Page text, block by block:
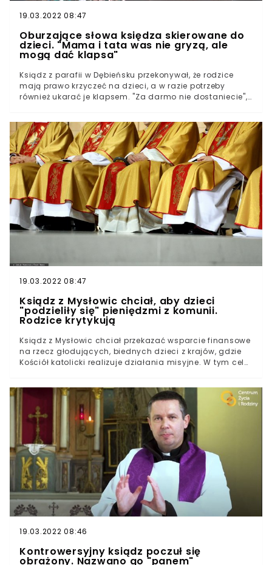
19.03.2022 08:47
Oburzające słowa księdza skierowane do
dzieci. "Mama i tata was nie gryzą, ale
mogą dać klapsa"
Ksiądz z parafii w Dębieńsku przekonywał, że rodzice
mają prawo krzyczeć na dzieci, a w razie potrzeby
również ukarać je klapsem. "Za darmo nie dostaniecie",
Jerzego w Dębieńsku (województwa śląskie) zyskało
rozgłos, po tym jak w mediach udostępnił je
wychowany na Śląsku jezuita Grzegorz Kramer.W trakcie
uroczystości pierwszej komunii ksiądz wskazał na
ułożone przed ołtarzem owieczki. Kolejno zwrócił uwagę,
że powinny one słuchać się pasterza.
19.03.2022 08:47
Ksiądz z Mysłowic chciał, aby dzieci
"podzieliły się" pieniędzmi z komunii.
Rodzice krytykują
Ksiądz z Mysłowic chciał przekazać wsparcie finansowe
na rzecz głodujących, biednych dzieci z krajów, gdzie
Kościół katolicki realizuje działania misyjne. W tym celu
usytuowanych rówieśników. Rodzice grzmią o
nadużyciach.Okres pierwszej komunii świętej zdaje się
wywoływać niemałe emocje. Jeszcze dziś pisaliśmy o
księdzu z Wielkopolski, który przygotował specjalny
cennik dla rodziców. Obecnie media społecznościowe
obiega relacja o działaniach księdza z Mysłowic.
Duszpasterz poprosił dzieci o podzielenie się pieniędzmi
uzyskanymi po podejściu do ważnego sakramentu.
Mysłowice są miastem leżącym w okolicach Katowic, na
terenie województwa śląskiego. Miasto, według danych
Głównego Urzędu Statystycznego, zamieszkuje niewiele
ponad 74,5 tysiąca mieszkańców i mieszkanek.
19.03.2022 08:46
Kontrowersyjny ksiądz poczuł się
obrażony. Nazwano go "panem"